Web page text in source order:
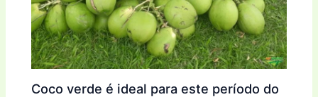
Coco verde é ideal para este período do